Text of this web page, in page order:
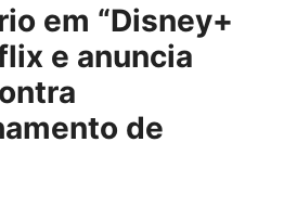
em “Disney+
e anuncia
de